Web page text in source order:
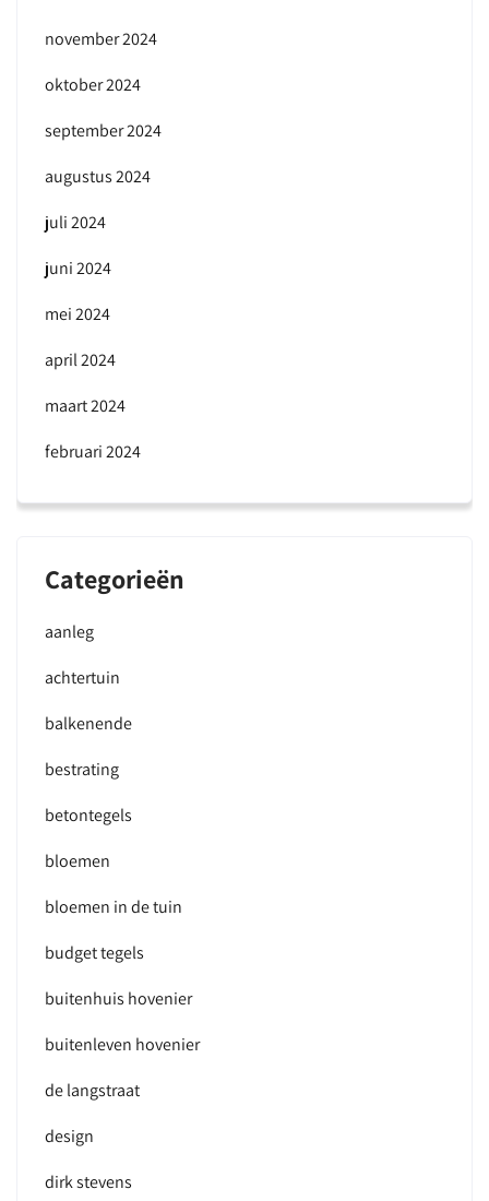
november 2024
oktober 2024
september 2024
augustus 2024
juli 2024
juni 2024
mei 2024
april 2024
maart 2024
februari 2024
Categorieën
aanleg
achtertuin
balkenende
bestrating
betontegels
bloemen
bloemen in de tuin
budget tegels
buitenhuis hovenier
buitenleven hovenier
de langstraat
design
dirk stevens